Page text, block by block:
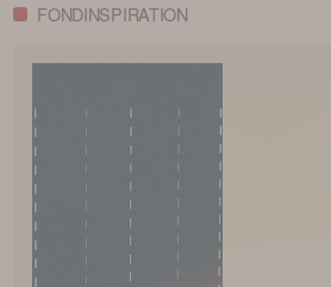
FONDINSPIRATION